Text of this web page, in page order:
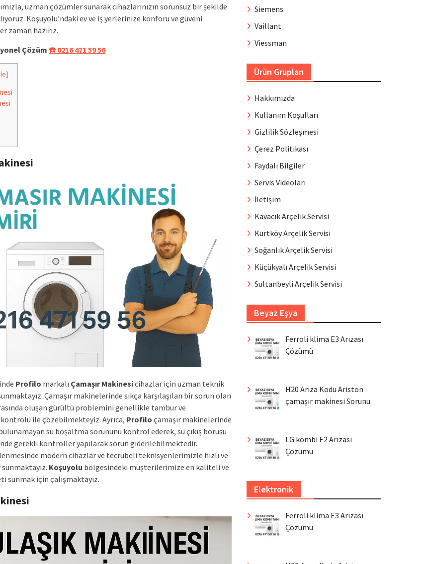
uzman çözümler sunarak cihazlarınızın sorunsuz bir şekilde
Koşuyolu’ndaki ev ve iş yerlerinize konforu ve güveni
zaman hazırız.
Çözüm ☎️ 0216 471 59 56
]
Profilo markalı Çamaşır Makinesicihazlar için uzman teknik
Çamaşır makinelerinde sıkça karşılaşılan bir sorun olan
oluşan gürültü problemini genellikle tambur ve
ile çözebilmekteyiz. Ayrıca, Profilo çamaşır makinelerinde
su boşaltma sorununu kontrol ederek, su çıkış borusu
gerekli kontroller yapılarak sorun giderilebilmektedir.
modern cihazlar ve tecrübeli teknisyenlerimizle hızlı ve
Koşuyolu bölgesindeki müşterilerimize en kaliteli ve
sunmak için çalışmaktayız.
Siemens
Vaillant
Viessman
Ürün Grupları
Hakkımızda
Kullanım Koşulları
Gizlilik Sözleşmesi
Çerez Politikası
Faydalı Bilgiler
Servis Videoları
İletişim
Kavacık Arçelik Servisi
Kurtköy Arçelik Servisi
Soğanlık Arçelik Servisi
Küçükyalı Arçelik Servisi
Sultanbeyli Arçelik Servisi
Beyaz Eşya
Ferroli klima E3 Arızası
Çözümü
H20 Arıza Kodu Ariston
çamaşır makinesi Sorunu
LG kombi E2 Arızası
Çözümü
Elektronik
Ferroli klima E3 Arızası
Çözümü